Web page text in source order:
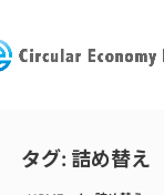
タグ: 詰め替え